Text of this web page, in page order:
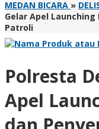
MEDAN BICARA »
Gelar Apel
Patroli
Polresta
Apel